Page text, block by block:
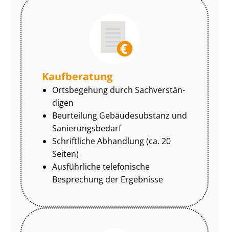
Kaufberatung
Ortsbegehung durch Sach­ver­stän­
di­gen
Beurteilung Gebäudesubstanz und
Sa­nie­rungs­be­darf
Schriftliche Abhandlung (ca. 20
Seiten)
Ausführliche telefonische
Besprechung der Ergebnisse